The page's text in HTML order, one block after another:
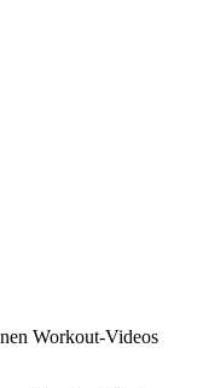
Workout-Videos